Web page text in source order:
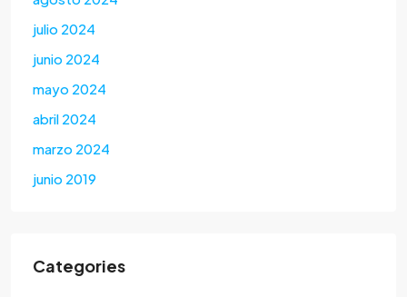
julio 2024
junio 2024
mayo 2024
abril 2024
marzo 2024
junio 2019
Categories